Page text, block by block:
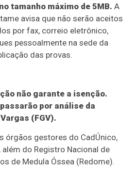
no tamanho máximo de 5MB. A
avisa que não serão aceitos
por fax, correio eletrônico,
pessoalmente na sede da
das provas.
não garante a isenção.
por análise da
(FGV).
órgãos gestores do CadÚnico,
além do Registro Nacional de
de Medula Óssea (Redome).